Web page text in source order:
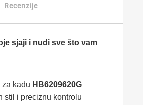
Recenzije
sjaji i nudi sve što vam
za kadu HB6209620G
stil i preciznu kontrolu